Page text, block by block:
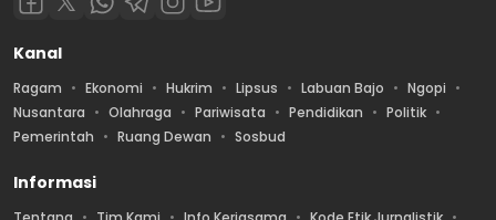
Kanal
Ragam Ekonomi Hukrim Lipsus Labuan Bajo
Ngopi
Nusantara
Olahraga Pariwisata Pendidikan
Politik
Pemerintah
Ruang Dewan Sosbud
Informasi